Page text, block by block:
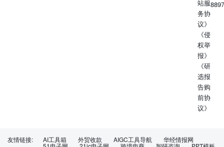
站服
务协
议》
《侵
权举
报》
《研
选报
告购
前协
议》
友情链接: AI工具箱 外贸收款 AIGC工具导航 华经情报网